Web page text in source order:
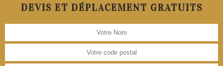
DEVIS ET DÉPLACEMENT GRATUITS